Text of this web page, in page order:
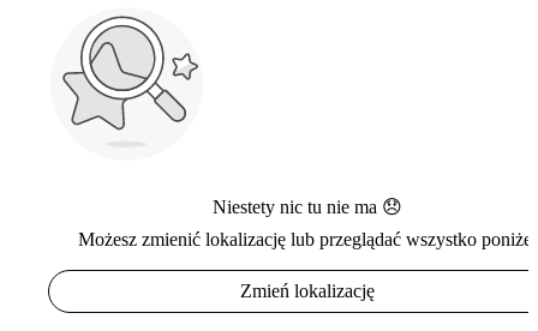
Niestety nic tu nie ma 😞
Możesz zmienić lokalizację lub przeglądać wszystko poniżej
Zmień lokalizację